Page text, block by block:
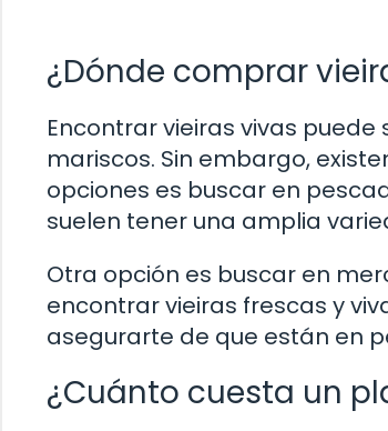
¿Dónde comprar
Encontrar vieiras vivas
mariscos. Sin embargo,
opciones es buscar en
suelen tener una amplia
Otra opción es buscar en
encontrar vieiras frescas y
asegurarte de que están en
¿Cuánto cuesta un